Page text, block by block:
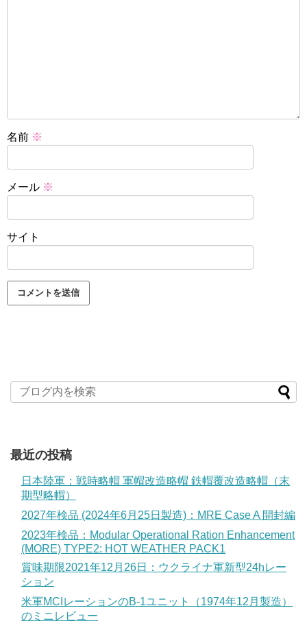
名前 ※
メール ※
サイト
最近の投稿
日本陸軍：戦時略帽 軍帽改造略帽 鉄帽覆改造略帽（末
期型略帽）
2027年検品 (2024年6月25日製造)：MRE Case A 開封編
2023年検品：Modular Operational Ration Enhancement
(MORE) TYPE2: HOT WEATHER PACK1
賞味期限2021年12月26日：ウクライナ軍新型24hレー
ション
米軍MCIレーションのB-1ユニット（1974年12月製造）
のミニレビュー